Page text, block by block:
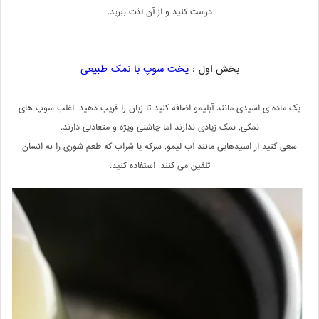
درست کنید و از آن لذت ببرید.
بخش اول :پخت سوپ با نمک طبیعی
یک ماده ی اسیدی مانند آبلیمو اضافه کنید تا زبان را فریب دهید. اغلب سوپ های
نمکی, نمک زیادی ندارند اما چاشنی ویژه و متعادلی دارند.
سعی کنید از اسیدهایی مانند آب لیمو, سرکه یا شراب که طعم شوری را به انسان
تلقین می کنند, استفاده کنید.